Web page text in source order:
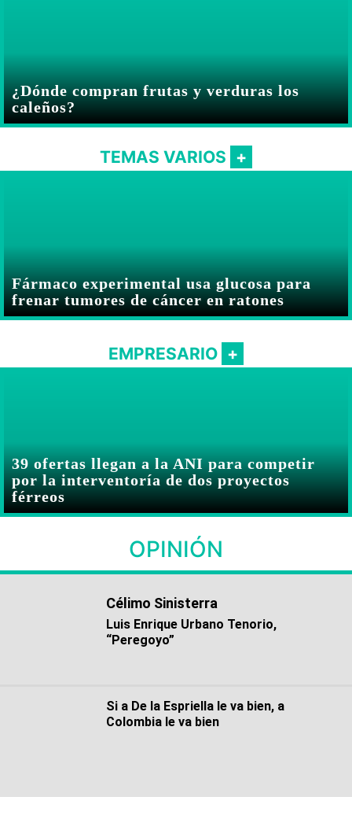
¿Dónde compran frutas y verduras los
caleños?
TEMAS VARIOS
Fármaco experimental usa glucosa para
frenar tumores de cáncer en ratones
EMPRESARIO
39 ofertas llegan a la ANI para competir
por la interventoría de dos proyectos
férreos
OPINIÓN
Célimo Sinisterra
Luis Enrique Urbano Tenorio,
“Peregoyo”
Si a De la Espriella le va bien, a
Colombia le va bien